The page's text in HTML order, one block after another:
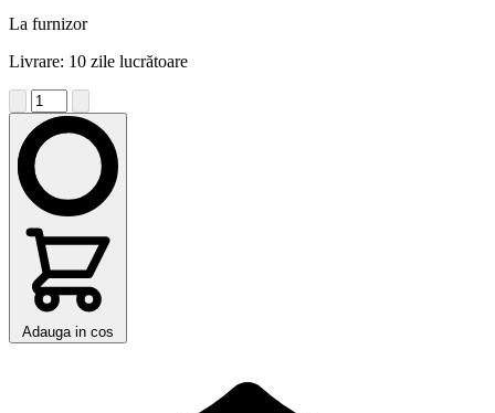
La furnizor
Livrare: 10 zile lucrătoare
Adauga in cos